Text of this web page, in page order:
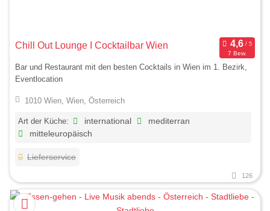
Chill Out Lounge I Cocktailbar Wien
7 Bew.
Bar und Restaurant mit den besten Cocktails in Wien im 1. Bezirk,
Eventlocation
1010 Wien, Wien, Österreich
Art der Küche: international
mediterran
mitteleuropäisch
Lieferservice
126